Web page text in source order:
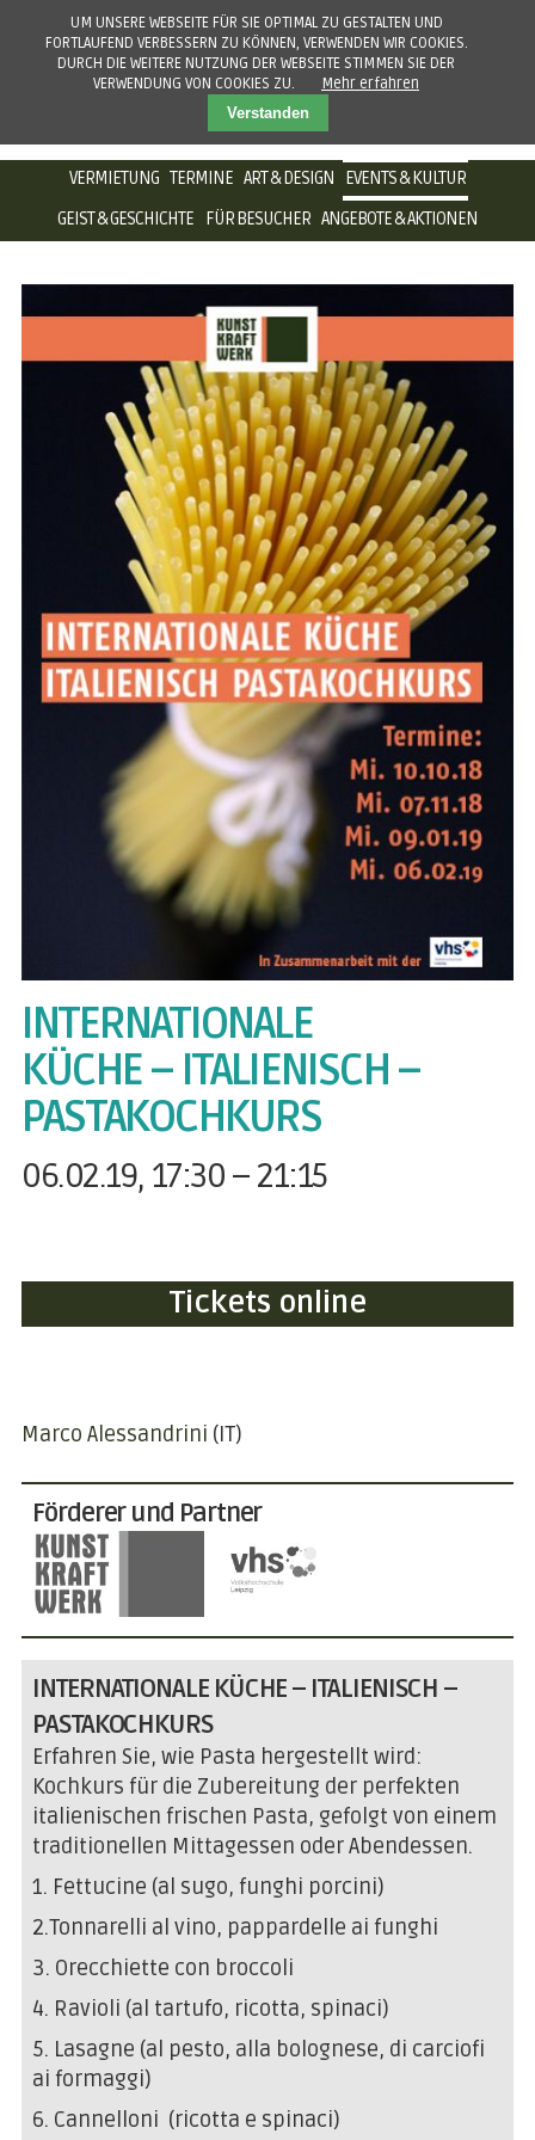
NAVIGATION
ÜBERSPRINGEN
VERMIETUNG TERMINE ART & DESIGN
EVENTS & KULTUR
GEIST & GESCHICHTE
FÜR BESUCHER ANGEBOTE & AKTIONEN
INTERNATIONALE
KÜCHE – ITALIENISCH –
PASTAKOCHKURS
06.02.19, 17:30 – 21:15
Tickets online
Marco Alessandrini (IT)
Förderer und Partner
INTERNATIONALE KÜCHE – ITALIENISCH –
PASTAKOCHKURS
Erfahren Sie, wie Pasta hergestellt wird:
Kochkurs für die Zubereitung der perfekten
italienischen frischen Pasta, gefolgt von einem
traditionellen Mittagessen oder Abendessen.
1. Fettucine (al sugo, funghi porcini)
2.Tonnarelli al vino, pappardell e ai funghi
3. Orecchiette con broccoli
4. Ravioli (al tartufo, ricotta, spinaci)
5. Lasagne (al pesto, alla bolognese, di carciofi
ai formaggi)
6. Cannelloni (ricotta e spinaci)
UM UNSERE WEBSEITE FÜR SIE OPTIMAL ZU GESTALTEN UND
FORTLAUFEND VERBESSERN ZU KÖNNEN, VERWENDEN WIR COOKIES.
DURCH DIE WEITERE NUTZUNG DER WEBSEITE STIMMEN SIE DER
VERWENDUNG VON COOKIES ZU.
Mehr erfahren
Verstanden